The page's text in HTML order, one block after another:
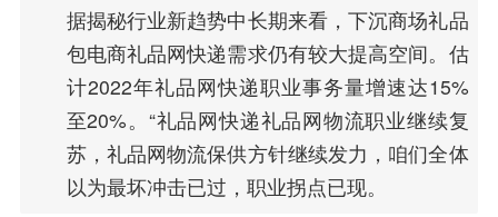
据揭秘行业新趋势中长期来看，下沉商场礼品
包电商礼品网快递需求仍有较大提高空间。估
计2022年礼品网快递职业事务量增速达15%
至20%。“礼品网快递礼品网物流职业继续复
苏，礼品网物流保供方针继续发力，咱们全体
以为最坏冲击已过，职业拐点已现。